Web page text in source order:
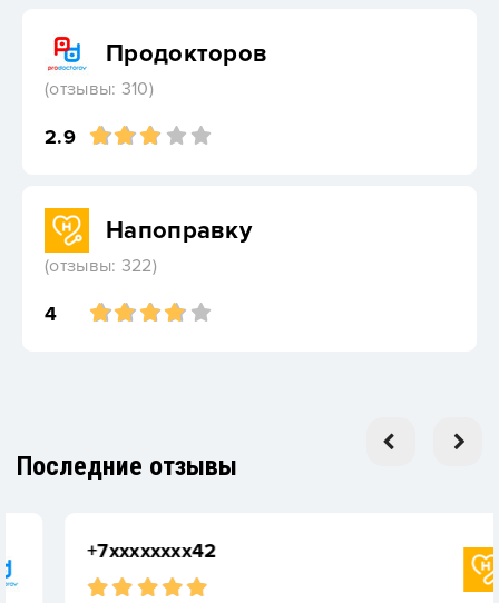
Продокторов
(отзывы: 310)
2.9
Напоправку
(отзывы: 322)
4
Последние отзывы
+7xxxxxxxx42